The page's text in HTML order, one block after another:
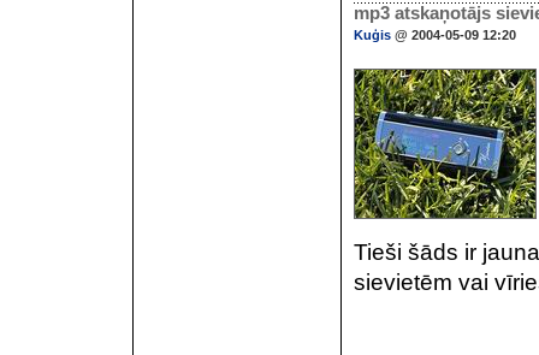
mp3 atskaņotājs
Kuģis @ 2004-05-09 12:20
Tieši šāds ir
sievietēm vai